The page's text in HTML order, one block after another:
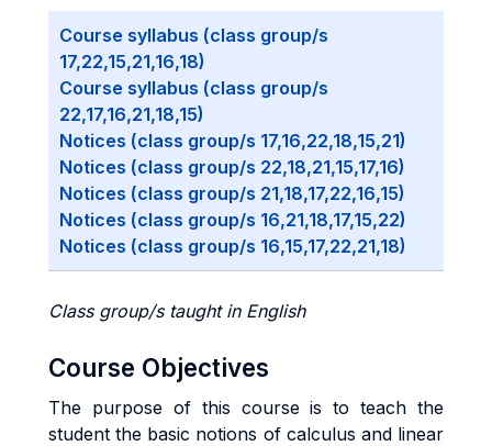
Course syllabus (class group/s
17,22,15,21,16,18)
Course syllabus (class group/s
22,17,16,21,18,15)
Notices (class group/s 17,16,22,18,15,21)
Notices (class group/s 22,18,21,15,17,16)
Notices (class group/s 21,18,17,22,16,15)
Notices (class group/s 16,21,18,17,15,22)
Notices (class group/s 16,15,17,22,21,18)
Class group/s taught in English
Course Objectives
The purpose of this course is to teach the
student the basic notions of calculus and linear